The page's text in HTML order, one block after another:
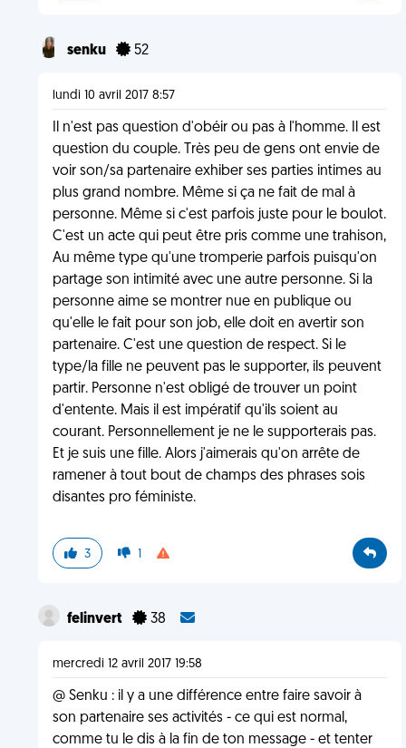
senku 52
lundi 10 avril 2017 8:57
Il n'est pas question d'obéir ou pas à l'homme. Il est
question du couple. Très peu de gens ont envie de
voir son/sa partenaire exhiber ses parties intimes au
plus grand nombre. Même si ça ne fait de mal à
personne. Même si c'est parfois juste pour le boulot.
C'est un acte qui peut être pris comme une trahison,
Au même type qu'une tromperie parfois puisqu'on
partage son intimité avec une autre personne. Si la
personne aime se montrer nue en publique ou
qu'elle le fait pour son job, elle doit en avertir son
partenaire. C'est une question de respect. Si le
type/la fille ne peuvent pas le supporter, ils peuvent
partir. Personne n'est obligé de trouver un point
d'entente. Mais il est impératif qu'ils soient au
courant. Personnellement je ne le supporterais pas.
Et je suis une fille. Alors j'aimerais qu'on arrête de
ramener à tout bout de champs des phrases sois
disantes pro féministe.
3 1
felinvert 38
mercredi 12 avril 2017 19:58
@ Senku : il y a une différence entre faire savoir à
son partenaire ses activités - ce qui est normal,
comme tu le dis à la fin de ton message - et tenter